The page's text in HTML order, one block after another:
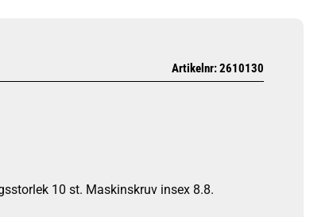
Artikelnr: 2610130
10 st. Maskinskruv insex 8.8.